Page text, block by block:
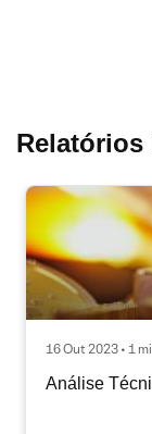
Relatórios
16 Out 2023 • 1
Análise